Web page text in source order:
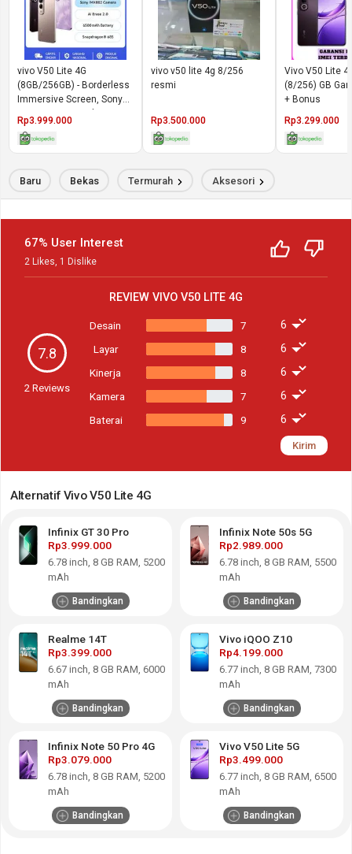
vivo V50 Lite 4G
(8GB/256GB) - Borderless
Immersive Screen, Sony
IMX882, 6500mAh
Battery+90W Flashcharge,
AI Erase 2.0, All-round
Impact Resistance
Rp3.999.000
vivo v50 lite 4g 8/256
resmi
Rp3.500.000
Vivo V50 Lite
(8/256) GB
+ Bonus
Rp3.299.000
Baru Bekas Termurah Aksesori
67% User Interest
2 Likes 1 Dislike
REVIEW VIVO V50 LITE 4G
7.8
2 Reviews
Desain
7
Layar
8
Kinerja
8
Kamera
7
Baterai
9
Kirim
Alternatif Vivo V50 Lite 4G
Infinix GT 30 Pro
Rp3.999.000
6.78 inch, 8 GB RAM 5200
mAh
Bandingkan
Infinix Note 50s 5G
Rp2.989.000
6.78 inch, 8 GB RAM 5500
mAh
Bandingkan
Realme 14T
Rp3.399.000
6.67 inch, 8 GB RAM 6000
mAh
Bandingkan
Vivo iQOO Z10
Rp4.199.000
6.77 inch, 8 GB RAM 7300
mAh
Bandingkan
Infinix Note 50 Pro 4G
Rp3.079.000
6.78 inch, 8 GB RAM 5200
mAh
Bandingkan
Vivo V50 Lite 5G
Rp3.499.000
6.77 inch, 8 GB RAM 6500
mAh
Bandingkan